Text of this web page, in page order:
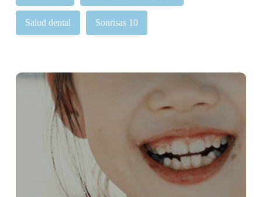
Salud dental Sonrisas 10